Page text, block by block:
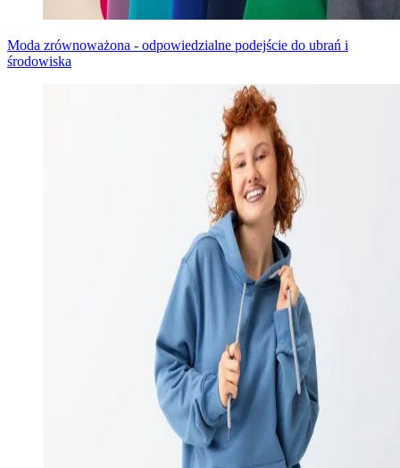
Moda zrównoważona - odpowiedzialne podejście do ubrań i
środowiska